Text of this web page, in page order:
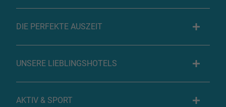
DIE PERFEKTE AUSZEIT
UNSERE LIEBLINGSHOTELS
AKTIV & SPORT